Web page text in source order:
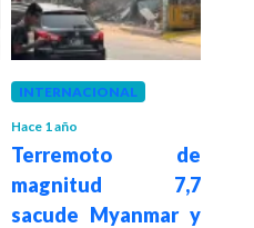
INTERNACIONAL
Hace 1 año
Terremoto de
magnitud 7,7
sacude Myanmar y